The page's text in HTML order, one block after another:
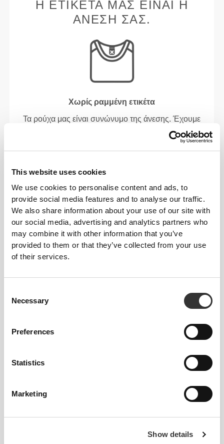
This website uses cookies
We use cookies to personalise content and ads, to
provide social media features and to analyse our traffic.
We also share information about your use of our site with
our social media, advertising and analytics partners who
may combine it with other information that you’ve
provided to them or that they’ve collected from your use
of their services.
Selection
Necessary
Preferences
Statistics
Marketing
Show details
Η ΕΤΙΚΈΤΑ ΜΑΣ ΕΊΝΑΙ Η
ΆΝΕΣΉ ΣΑΣ.
Χωρίς ραμμένη ετικέτα
Τα ρούχα μας είναι συνώνυμο της άνεσης. Έχουμε
υιοθετήσει μια προσέγγιση που αφήνει ένα
σημαντικό αποτύπωμα στα ενδύματά μας: χωρίς
ΣΥΜΒΟΥΛΈΣ ΓΙΑ ΤΑ ΜΕΓΈΘΗ
Αυτό το αντικείμενο
κάνεις. Αυτή η πιο στενή εφαρμογή